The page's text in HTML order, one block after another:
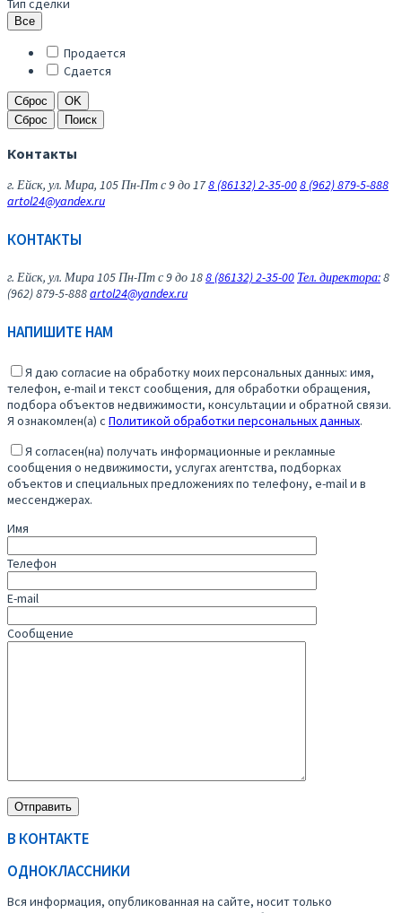
Тип сделки
Все
Продается
Сдается
Сброс
OK
Сброс
Поиск
Контакты
г. Ейск, ул. Мира, 105Пн-Пт с 9 до 178 (86132) 2-35-008 (962) 879-5-888
artol24@yandex.ru
КОНТАКТЫ
г. Ейск, ул. Мира 105Пн-Пт с 9 до 188 (86132) 2-35-00 Тел. директора:8
(962) 879-5-888artol24@yandex.ru
НАПИШИТЕ НАМ
Я даю согласие на обработку моих персональных данных: имя,
телефон, e-mail и текст сообщения, для обработки обращения,
подбора объектов недвижимости, консультации и обратной связи.
Я ознакомлен(а) с Политикой обработки персональных данных.
Я согласен(на) получать информационные и рекламные
сообщения о недвижимости, услугах агентства, подборках
объектов и специальных предложениях по телефону, e-mail и в
мессенджерах.
Имя
Телефон
E-mail
Сообщение
В КОНТАКТЕ
ОДНОКЛАССНИКИ
Вся информация, опубликованная на сайте, носит только